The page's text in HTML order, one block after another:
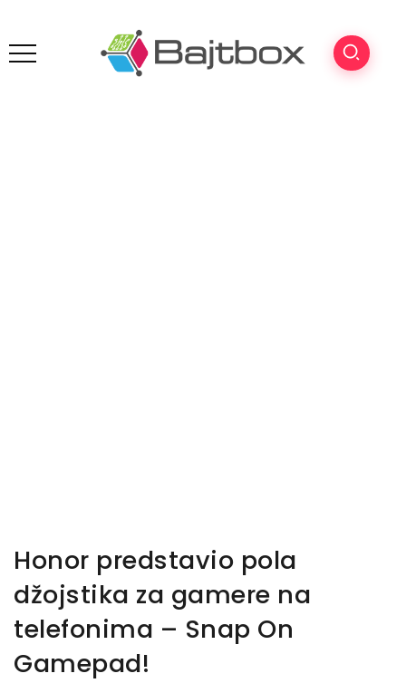
Honor predstavio pola
džojstika za gamere na
telefonima – Snap On
Gamepad!